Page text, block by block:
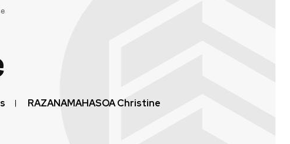
RAZANAMAHASOA Christine